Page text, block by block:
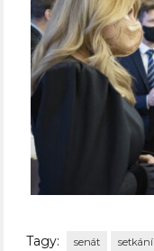
Tagy: senát setkání